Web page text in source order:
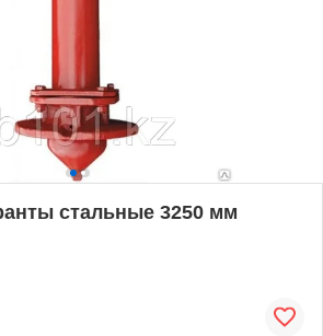
стальные 3250 мм